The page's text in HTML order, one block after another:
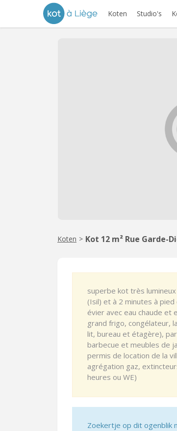
Koten Studio's
Koten > Kot 12 m² Rue Garde-
superbe kot très
(Isil) et à 2 minutes à
évier avec eau chaude et
grand frigo, congélateur,
lit, bureau et étagère),
barbecue et meubles de
permis de location de la
agrégation gaz,
heures ou WE)
Zoekertje op dit ogenblik